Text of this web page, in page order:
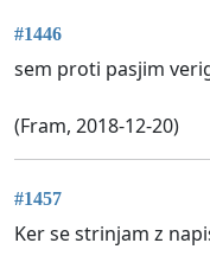
#1446
sem proti pasjim
(Fram, 2018-12-20)
#1457
Ker se strinjam z